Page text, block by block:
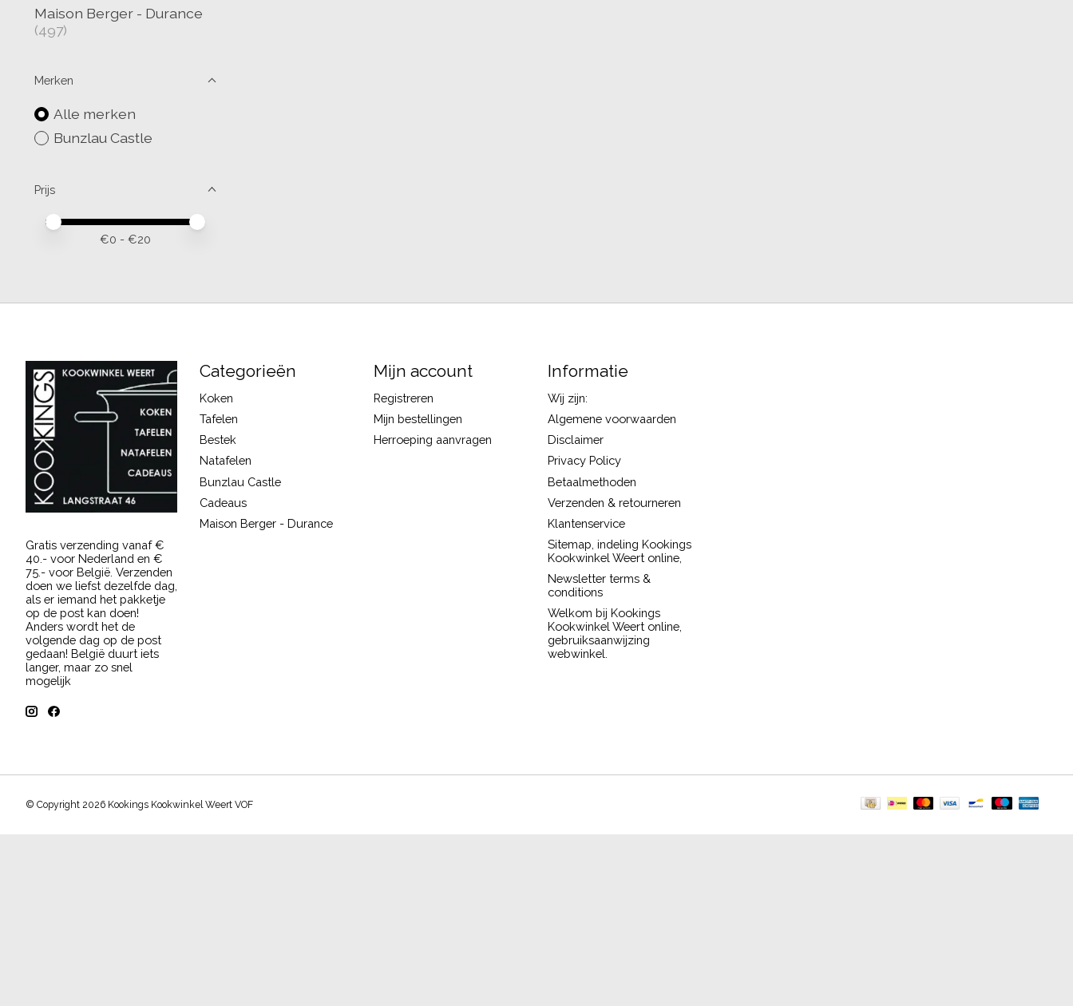
Maison Berger - Durance
(497)
Merken
Alle merken
Bunzlau Castle
Prijs
Minimale prijswaarde
Price maximum value
€0 - €20
Gratis verzending vanaf €
40.- voor Nederland en €
75.- voor België. Verzenden
doen we liefst dezelfde dag,
als er iemand het pakketje
op de post kan doen!
Anders wordt het de
volgende dag op de post
gedaan! België duurt iets
langer, maar zo snel
mogelijk
Categorieën
Koken
Tafelen
Bestek
Natafelen
Bunzlau Castle
Cadeaus
Maison Berger - Durance
Mijn account
Registreren
Mijn bestellingen
Herroeping aanvragen
Informatie
Wij zijn:
Algemene voorwaarden
Disclaimer
Privacy Policy
Betaalmethoden
Verzenden & retourneren
Klantenservice
Sitemap, indeling Kookings
Kookwinkel Weert online,
Newsletter terms &
conditions
Welkom bij Kookings
Kookwinkel Weert online,
gebruiksaanwijzing
webwinkel.
© Copyright 2026 Kookings Kookwinkel Weert VOF